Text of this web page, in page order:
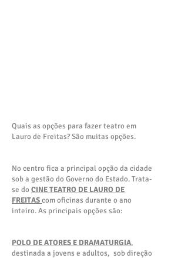
Quais as opções para fazer teatro em
Lauro de Freitas? São muitas opções.
No centro fica a principal opção da cidade
sob a gestão do Governo do Estado. Trata-
se do CINE TEATRO DE LAURO DE
FREITAScom oficinas durante o ano
inteiro. As principais opções são:
POLO DE ATORES E DRAMATURGIA,
destinada a jovens e adultos, sob direção